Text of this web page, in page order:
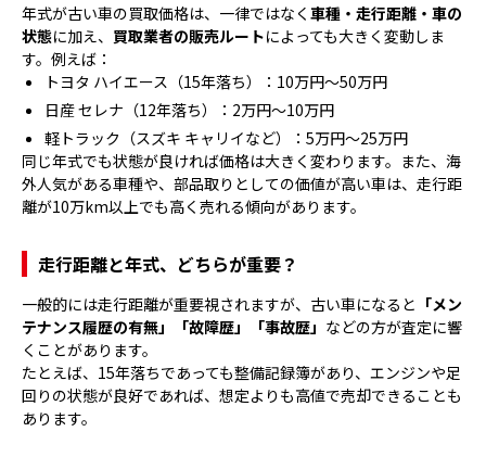
年式が古い車の買取価格は、一律ではなく 車種・走行距離・車の
状態に加え、 買取業者の販売ルートによっても大きく変動しま
す。例えば：
トヨタ ハイエース（15年落ち）：10万円～50万円
日産 セレナ（12年落ち）：2万円～10万円
軽トラック（スズキ キャリイなど）：5万円～25万円
同じ年式でも状態が良ければ価格は大きく変わります。また、海
外人気がある車種や、部品取りとしての価値が高い車は、走行距
離が10万km以上でも高く売れる傾向があります。
走行距離と年式、どちらが重要？
一般的には走行距離が重要視されますが、古い車になると 「メン
テナンス履歴の有無」「故障歴」「事故歴」 などの方が査定に響
くことがあります。
たとえば、15年落ちであっても整備記録簿があり、エンジンや足
回りの状態が良好であれば、想定よりも高値で売却できることも
あります。